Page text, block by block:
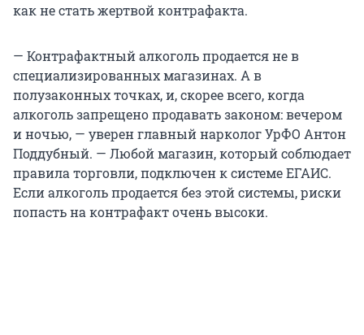
как не стать жертвой контрафакта.
— Контрафактный алкоголь продается не в
специализированных магазинах. А в
полузаконных точках, и, скорее всего, когда
алкоголь запрещено продавать законом: вечером
и ночью, — уверен главный нарколог УрФО Антон
Поддубный. — Любой магазин, который соблюдает
правила торговли, подключен к системе ЕГАИС.
Если алкоголь продается без этой системы, риски
попасть на контрафакт очень высоки.